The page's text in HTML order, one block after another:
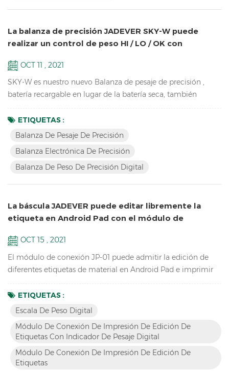
La balanza de precisión JADEVER SKY-W puede
realizar un control de peso HI / LO / OK con
OCT 11 , 2021
SKY-W es nuestro nuevo Balanza de pesaje de precisión ,
batería recargable en lugar de la batería seca, también
RS232, relé, RTC, etc. Características Balanza de precisión
para equipos de laboratorio escolar de alta resolución de
Batería y adaptador en modo dual para evitar inestab...
ETIQUETAS :
Balanza De Pesaje De Precisión
Balanza Electrónica De Precisión
Balanza De Peso De Precisión Digital
La báscula JADEVER puede editar libremente la
etiqueta en Android Pad con el módulo de
OCT 15 , 2021
El módulo de conexión JP-01 puede admitir la edición de
diferentes etiquetas de material en Android Pad e imprimir
digital , Pad de Android e impresora por cable o bluetooth
inalámbrico, por lo que tenemos dos versiones: JP-01 con
operación tradicional, edite la etiqueta con la aplicaci...
ETIQUETAS :
Escala De Peso Digital
Módulo De Conexión De Impresión De Edición De
Etiquetas Con Indicador De Pesaje Digital
Módulo De Conexión De Impresión De Edición De
Etiquetas